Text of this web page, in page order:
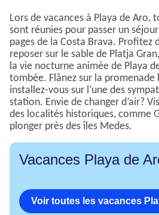
Lors de vacances à Playa de Aro,
sont réunies pour passer un
pages de la Costa Brava. Profitez
reposer sur le sable de Platja
la vie nocturne animée de Playa
tombée. Flânez sur la
installez-vous sur l’une des
station. Envie de changer d’air?
des localités historiques, comme
plonger près des îles Medes.
Vacances Playa de
Voir toutes les vacances